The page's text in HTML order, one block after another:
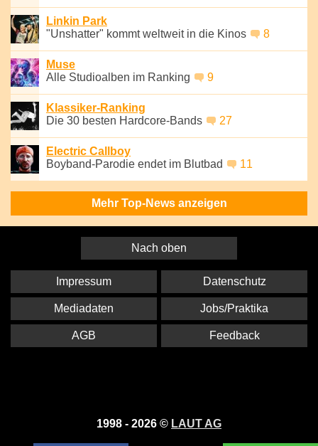
Linkin Park
"Unshatter" kommt weltweit in die Kinos
8
Muse
Alle Studioalben im Ranking
9
Klassiker-Ranking
Die 30 besten Hardcore-Bands
27
Electric Callboy
Boyband-Parodie endet im Blutbad
11
Mehr Top-News anzeigen
Nach oben
1998 - 2026 © LAUT AG
Impressum Datenschutz
Mediadaten Jobs/Praktika
AGB Feedback